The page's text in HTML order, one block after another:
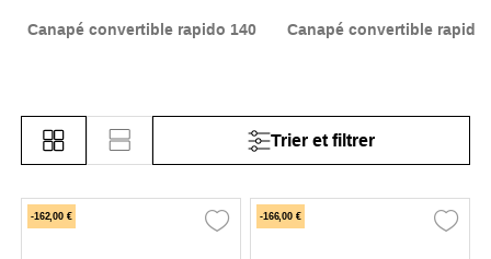
Canapé convertible rapido 140 Canapé convertible rapido
Trier et filtrer
-162,00 € -166,00 €